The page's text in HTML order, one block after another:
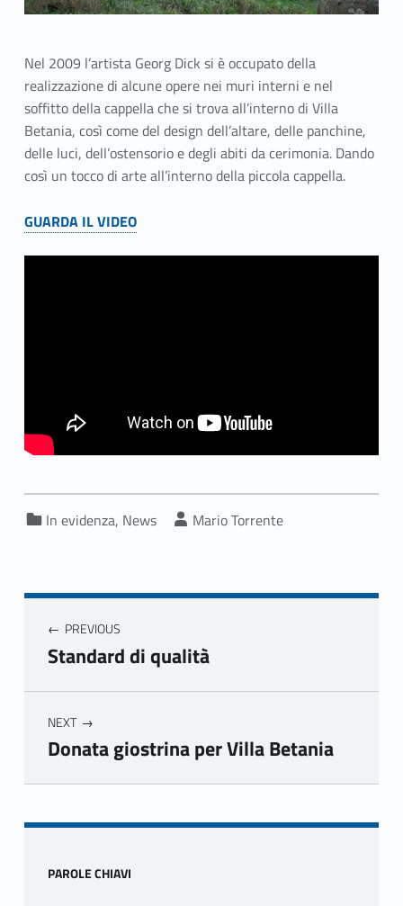
Nel 2009 l’artista Georg Dick si è occupato della
realizzazione di alcune opere nei muri interni e nel
soffitto della cappella che si trova all’interno di Villa
Betania, così come del design dell’altare, delle panchine,
delle luci, dell’ostensorio e degli abiti da cerimonia. Dando
così un tocco di arte all’interno della piccola cappella.
GUARDA IL VIDEO
Categorized in:In evidenza, News Written by:
Mario Torrente
Navigazione articoli
PREVIOUS
Standard di qualità
NEXT
Donata giostrina per Villa Betania
Skip back to main navigation
Sidebar
PAROLE CHIAVI